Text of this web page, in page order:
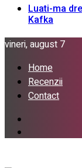
Luati-ma
Kafka
vineri, august 7
Home
Recenzii
Contact